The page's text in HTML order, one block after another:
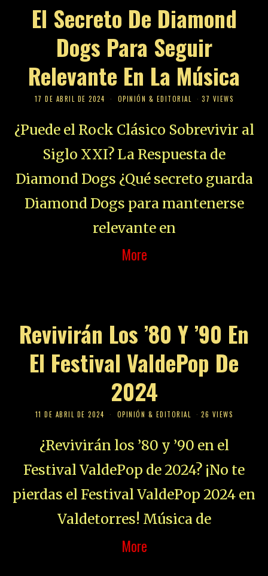
El Secreto De Diamond
Dogs Para Seguir
Relevante En La Música
17 DE ABRIL DE 2024 OPINIÓN & EDITORIAL 37 VIEWS
¿Puede el Rock Clásico Sobrevivir al
Siglo XXI? La Respuesta de
Diamond Dogs ¿Qué secreto guarda
Diamond Dogs para mantenerse
relevante en
More
Revivirán Los ’80 Y ’90 En
El Festival ValdePop De
2024
11 DE ABRIL DE 2024 OPINIÓN & EDITORIAL 26 VIEWS
¿Revivirán los ’80 y ’90 en el
Festival ValdePop de 2024? ¡No te
pierdas el Festival ValdePop 2024 en
Valdetorres! Música de
More